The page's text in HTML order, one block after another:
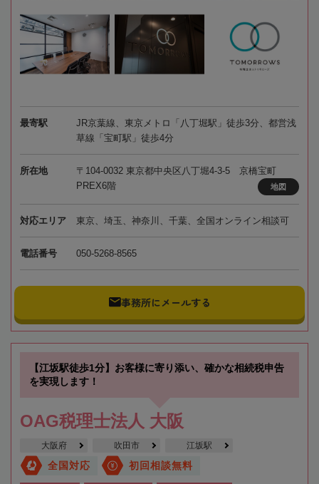
最寄駅
JR京葉線、東京メトロ「八丁堀駅」徒歩3分、都営浅
草線「宝町駅」徒歩4分
所在地
〒104-0032 東京都中央区八丁堀4-3-5 京橋宝町
PREX6階
地図
対応エリア 東京、埼玉、神奈川、千葉、全国オンライン相談可
電話番号 050-5268-8565
事務所にメールする
【江坂駅徒歩1分】お客様に寄り添い、確かな相続税申告
を実現します！
OAG税理士法人 大阪
大阪府 吹田市 江坂駅
全国対応 初回相談無料